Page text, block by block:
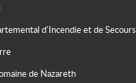
d'Incendie et de Secours
de Nazareth